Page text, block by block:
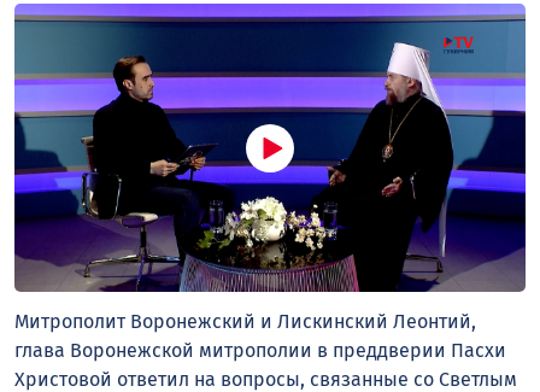
Митрополит Воронежский и Лискинский Леонтий,
глава Воронежской митрополии в преддверии Пасхи
Христовой ответил на вопросы, связанные со Светлым